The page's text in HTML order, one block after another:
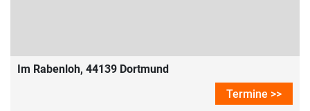
Im Rabenloh, 44139 Dortmund
Termine >>